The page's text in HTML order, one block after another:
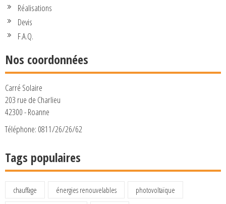
Réalisations
Devis
F.A.Q.
Nos coordonnées
Carré Solaire
203 rue de Charlieu
42300 - Roanne
Téléphone: 0811/26/26/62
Tags populaires
chauffage énergies renouvelables
photovoltaïque